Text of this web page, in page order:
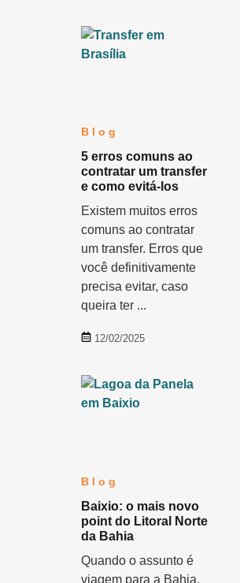
Blog
5 erros comuns ao
contratar um transfer
e como evitá-los
Existem muitos erros
comuns ao contratar
um transfer. Erros que
você definitivamente
precisa evitar, caso
queira ter ...
12/02/2025
Blog
Baixio: o mais novo
point do Litoral Norte
da Bahia
Quando o assunto é
viagem para a Bahia,